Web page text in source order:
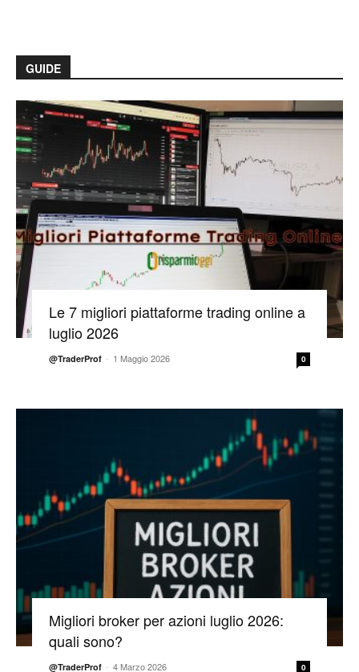
GUIDE
Le 7 migliori piattaforme trading online a
luglio 2026
@TraderProf - 1 Maggio 2026 0
Migliori broker per azioni luglio 2026:
quali sono?
@TraderProf - 4 Marzo 2026 0